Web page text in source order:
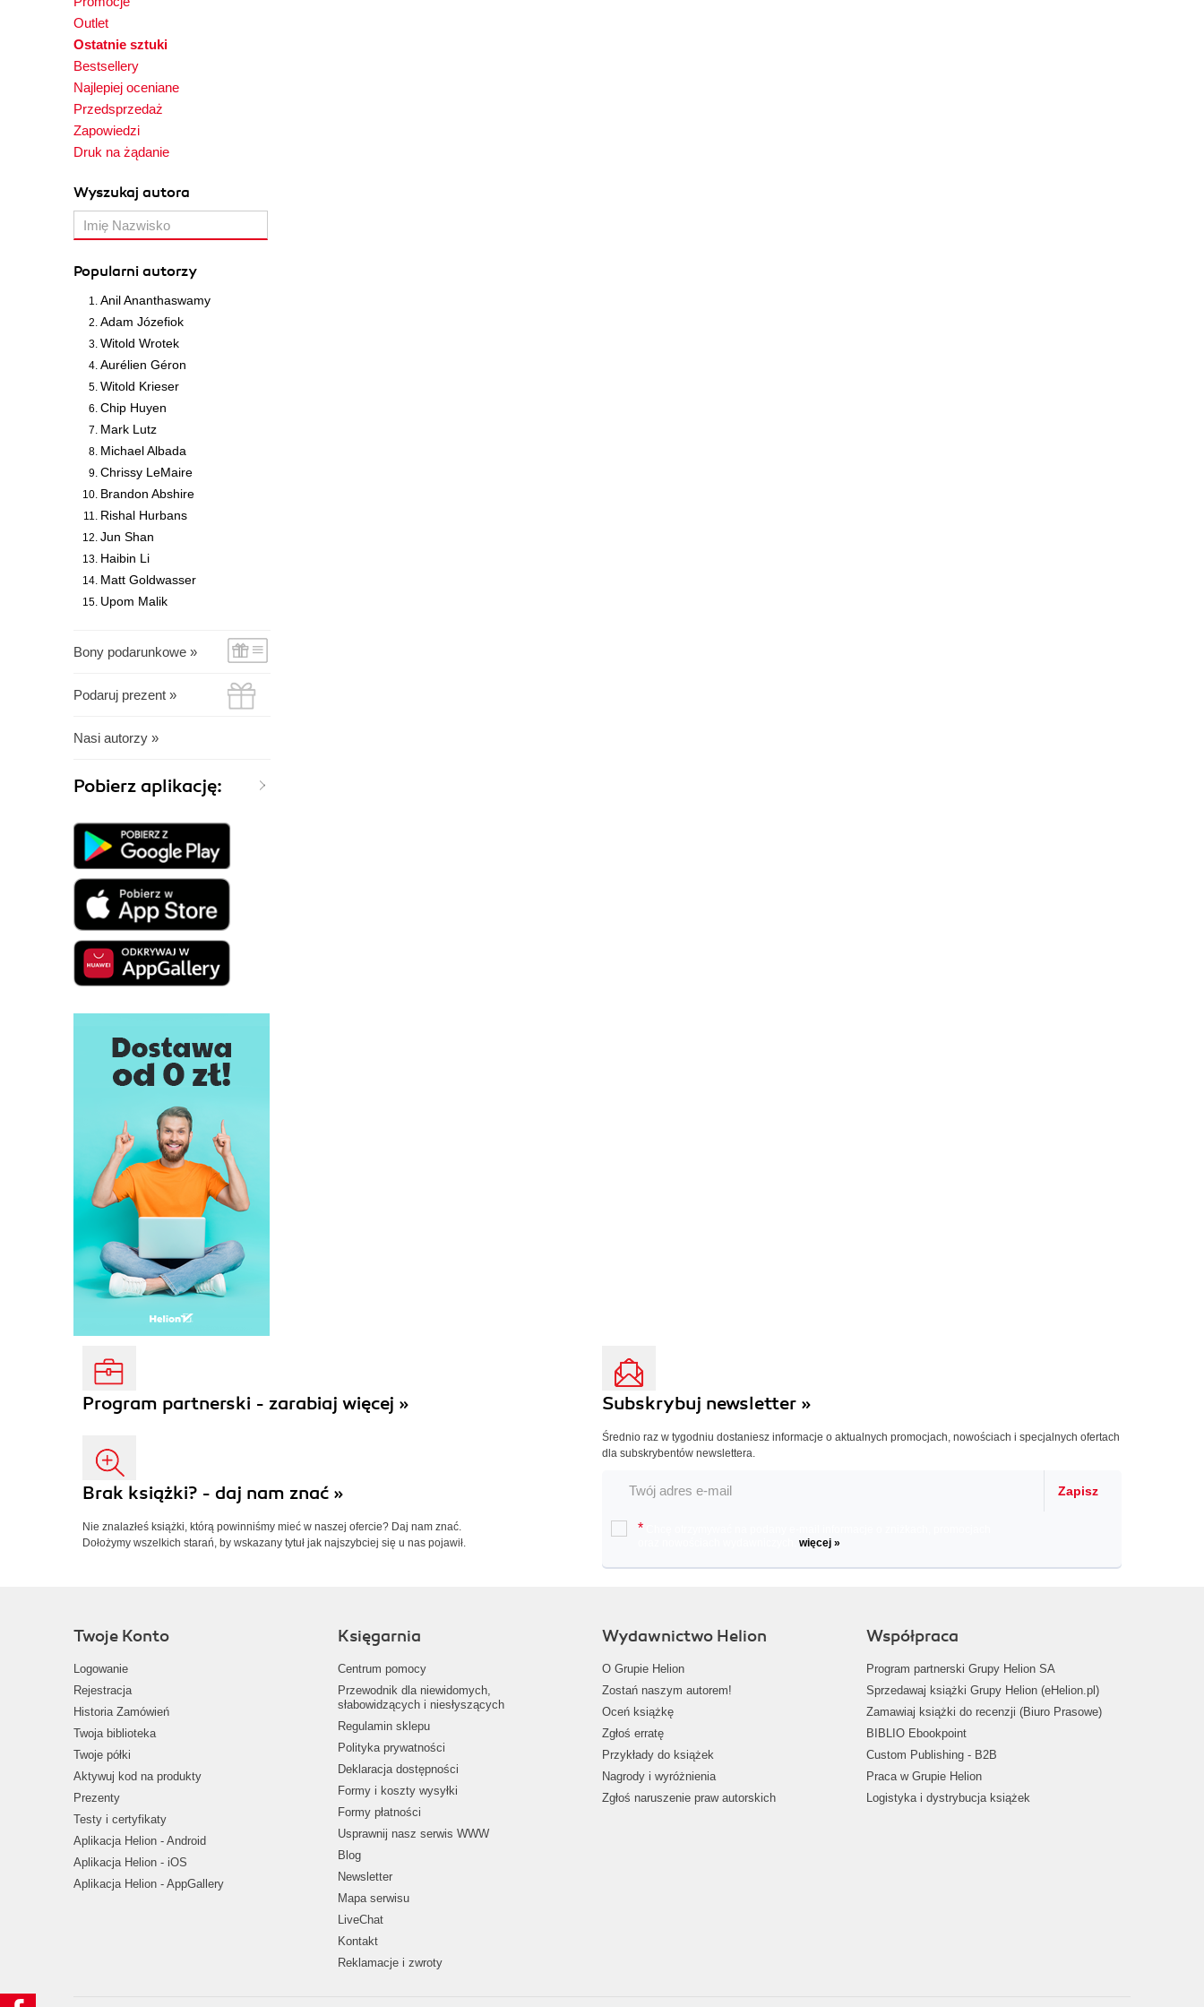
Outlet
Ostatnie sztuki
Bestsellery
Najlepiej oceniane
Przedsprzedaż
Zapowiedzi
Druk na żądanie
Wyszukaj autora
Popularni autorzy
Anil Ananthaswamy
Adam Józefiok
Witold Wrotek
Aurélien Géron
Witold Krieser
Chip Huyen
Mark Lutz
Michael Albada
Chrissy LeMaire
Brandon Abshire
Rishal Hurbans
Jun Shan
Haibin Li
Matt Goldwasser
Upom Malik
Bony podarunkowe »
Podaruj prezent »
Nasi autorzy »
Pobierz aplikację:
Program partnerski - zarabiaj więcej »
Brak książki? - daj nam znać »
Nie znalazłeś książki, którą powinniśmy mieć w naszej ofercie? Daj nam znać.
Dołożymy wszelkich starań, by wskazany tytuł jak najszybciej się u nas pojawił.
Subskrybuj newsletter »
Średnio raz w tygodniu dostaniesz informacje o aktualnych promocjach, nowościach i specjalnych ofertach
dla subskrybentów newslettera.
Zapisz
*
więcej »
Twoje Konto
Logowanie
Rejestracja
Historia Zamówień
Twoja biblioteka
Twoje półki
Aktywuj kod na produkty
Prezenty
Testy i certyfikaty
Aplikacja Helion - Android
Aplikacja Helion - iOS
Aplikacja Helion - AppGallery
Księgarnia
Centrum pomocy
Przewodnik dla niewidomych,
słabowidzących i niesłyszących
Regulamin sklepu
Polityka prywatności
Deklaracja dostępności
Formy i koszty wysyłki
Formy płatności
Usprawnij nasz serwis WWW
Blog
Newsletter
Mapa serwisu
LiveChat
Kontakt
Reklamacje i zwroty
Wydawnictwo Helion
O Grupie Helion
Zostań naszym autorem!
Oceń książkę
Zgłoś erratę
Przykłady do książek
Nagrody i wyróżnienia
Zgłoś naruszenie praw autorskich
Współpraca
Program partnerski Grupy Helion SA
Sprzedawaj książki Grupy Helion (eHelion.pl)
Zamawiaj książki do recenzji (Biuro Prasowe)
BIBLIO Ebookpoint
Custom Publishing - B2B
Praca w Grupie Helion
Logistyka i dystrybucja książek